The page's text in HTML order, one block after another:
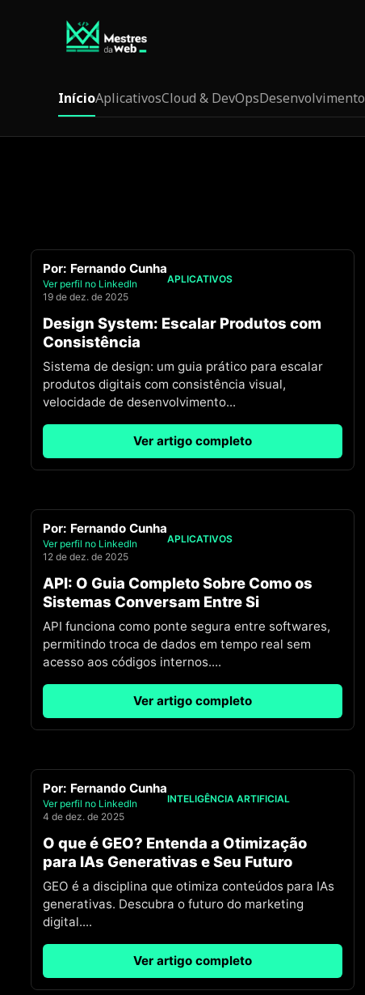
InícioAplicativosCloud & DevOpsDesenvolvimento
Por: Fernando Cunha
Ver perfil no LinkedIn
19 de dez. de 2025
APLICATIVOS
Design System: Escalar Produtos com
Consistência
Sistema de design: um guia prático para escalar
produtos digitais com consistência visual,
velocidade de desenvolvimento...
Ver artigo completo
Por: Fernando Cunha
Ver perfil no LinkedIn
12 de dez. de 2025
APLICATIVOS
API: O Guia Completo Sobre Como os
Sistemas Conversam Entre Si
API funciona como ponte segura entre softwares,
permitindo troca de dados em tempo real sem
acesso aos códigos internos....
Ver artigo completo
Por: Fernando Cunha
Ver perfil no LinkedIn
4 de dez. de 2025
INTELIGÊNCIA ARTIFICIAL
O que é GEO? Entenda a Otimização
para IAs Generativas e Seu Futuro
GEO é a disciplina que otimiza conteúdos para IAs
generativas. Descubra o futuro do marketing
digital....
Ver artigo completo